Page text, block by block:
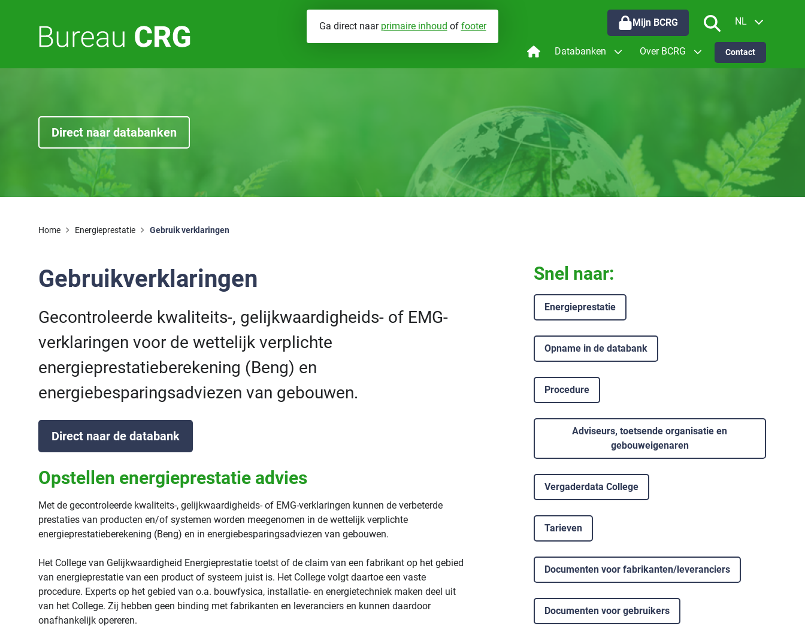
Ga direct naar primaire inhoud of footer Mijn BCRG NL
EN
Databanken
Installatiegeluid
Over BCRG Contact
Direct naar databanken
Home Energieprestatie Gebruik verklaringen
Gebruikverklaringen
Gecontroleerde kwaliteits-, gelijkwaardigheids- of EMG-
verklaringen voor de wettelijk verplichte
energieprestatieberekening (Beng) en
energiebesparingsadviezen van gebouwen.
Direct naar de databank
Opstellen energieprestatie advies
Met de gecontroleerde kwaliteits-, gelijkwaardigheids- of EMG-verklaringen kunnen de verbeterde
prestaties van producten en/of systemen worden meegenomen in de wettelijk verplichte
energieprestatieberekening (Beng) en in energiebesparingsadviezen van gebouwen.
Het College van Gelijkwaardigheid Energieprestatie toetst of de claim van een fabrikant op het gebied
van energieprestatie van een product of systeem juist is. Het College volgt daartoe een vaste
procedure. Experts op het gebied van o.a. bouwfysica, installatie- en energietechniek maken deel uit
van het College. Zij hebben geen binding met fabrikanten en leveranciers en kunnen daardoor
onafhankelijk opereren.
Snel naar:
Energieprestatie
Opname in de databank
Procedure
Adviseurs, toetsende organisatie en
gebouweigenaren
Vergaderdata College
Tarieven
Documenten voor fabrikanten/leveranciers
Documenten voor gebruikers